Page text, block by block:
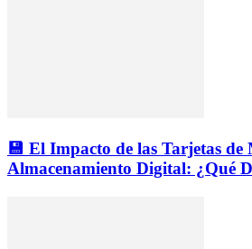
💾 El Impacto de las Tarjetas de
Almacenamiento Digital: ¿Qué